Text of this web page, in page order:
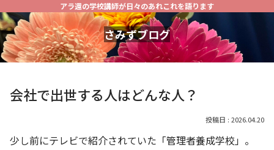
アラ還の学校講師が日々のあれこれを語ります
さみずブログ
会社で出世する人はどんな人？
2026.04.20
少し前にテレビで紹介されていた「管理者養成学校」。